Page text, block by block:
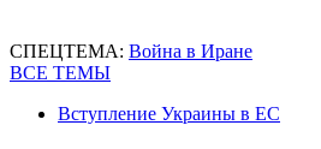
СПЕЦТЕМА: Война в Иране
ВСЕ ТЕМЫ
Вступление Украины в ЕС